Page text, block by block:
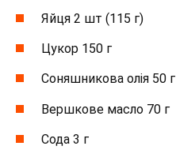
Яйця 2 шт (115 г)
Цукор 150 г
Соняшникова олія 50 г
Вершкове масло 70 г
Сода 3 г